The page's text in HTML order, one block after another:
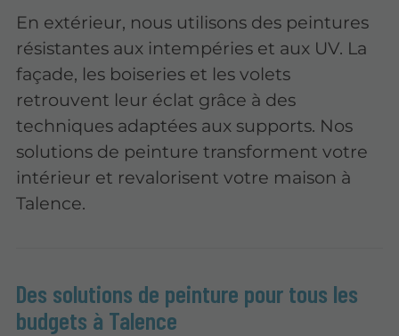
En extérieur, nous utilisons des peintures
résistantes aux intempéries et aux UV. La
façade, les boiseries et les volets
retrouvent leur éclat grâce à des
techniques adaptées aux supports. Nos
solutions de peinture transforment votre
intérieur et revalorisent votre maison à
Talence.
Des solutions de peinture pour tous les
budgets à Talence